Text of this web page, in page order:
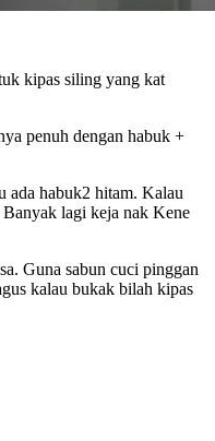
kipas siling yang kat
penuh dengan habuk +
ada habuk2 hitam. Kalau
Banyak lagi keja nak Kene
Guna sabun cuci pinggan
kalau bukak bilah kipas